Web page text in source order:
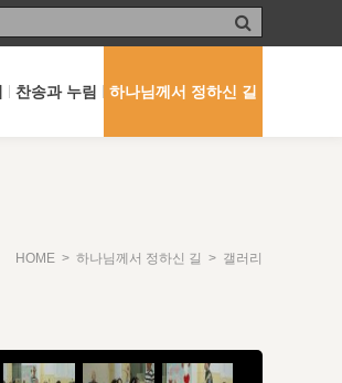
찬송과 누림 하나님께서 정하신 길
HOME > 하나님께서 정하신 길 > 갤러리